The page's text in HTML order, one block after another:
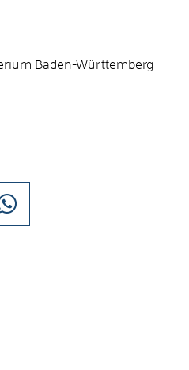
Baden-Württemberg